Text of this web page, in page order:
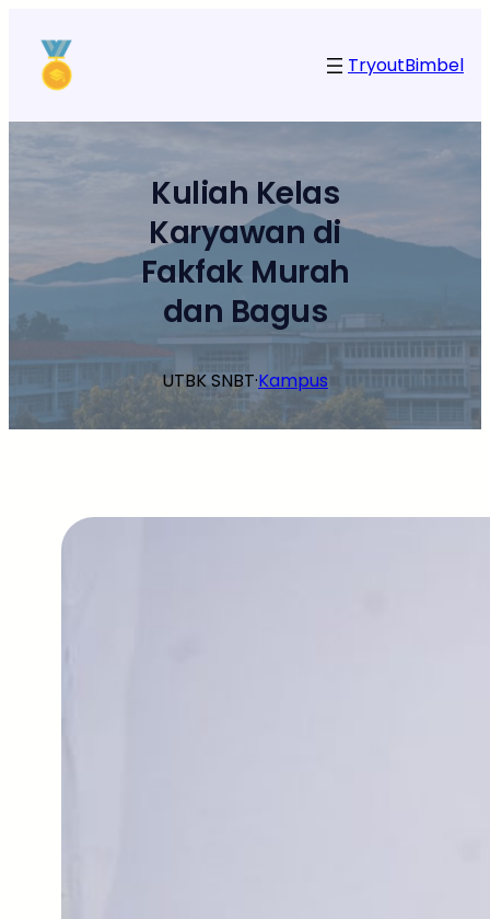
konten
TryoutBimbel
Kuliah Kelas
Karyawan di
Fakfak Murah
dan Bagus
UTBK SNBT·Kampus